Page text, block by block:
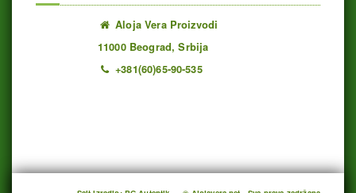
Aloja Vera Proizvodi
11000 Beograd, Srbija
+381(60)65-90-535